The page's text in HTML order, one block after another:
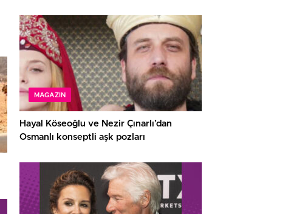
MAGAZIN
Hayal Köseoğlu ve Nezir Çınarlı’dan
Osmanlı konseptli aşk pozları